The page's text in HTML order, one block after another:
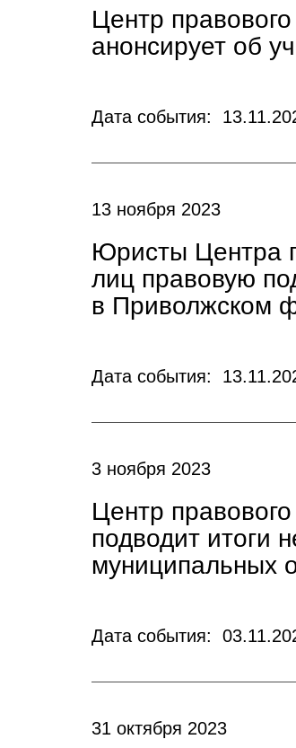
Центр
анонсирует об
Дата события:
13 ноября 2023
Юристы Центра
лиц правовую
в Приволжском
Дата события:
3 ноября 2023
Центр
подводит итоги
муниципальных
Дата события:
31 октября 2023